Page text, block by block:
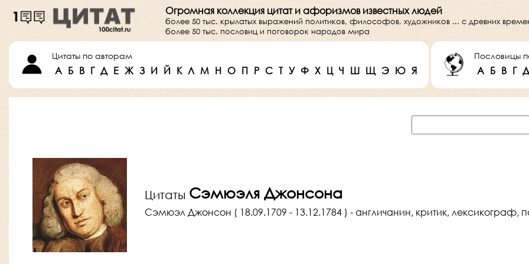
Огромная коллекция цитат и афоризмов известных людей
более 50 тыс. крылатых выражений политиков, философов, художников ... с древних
более 50 тыс. пословиц и поговорок народов мира
Цитаты по авторам
А Б В Г Д Е Ж З И Й К Л М Н О П Р С Т У Ф Х Ц Ч Ш Щ Э Ю Я
Пословицы
А Б В Г Д
Цитаты Сэмюэля Джонсона
Сэмюэл Джонсон ( 18.09.1709 - 13.12.1784 ) - англичанин, критик, лексикограф,